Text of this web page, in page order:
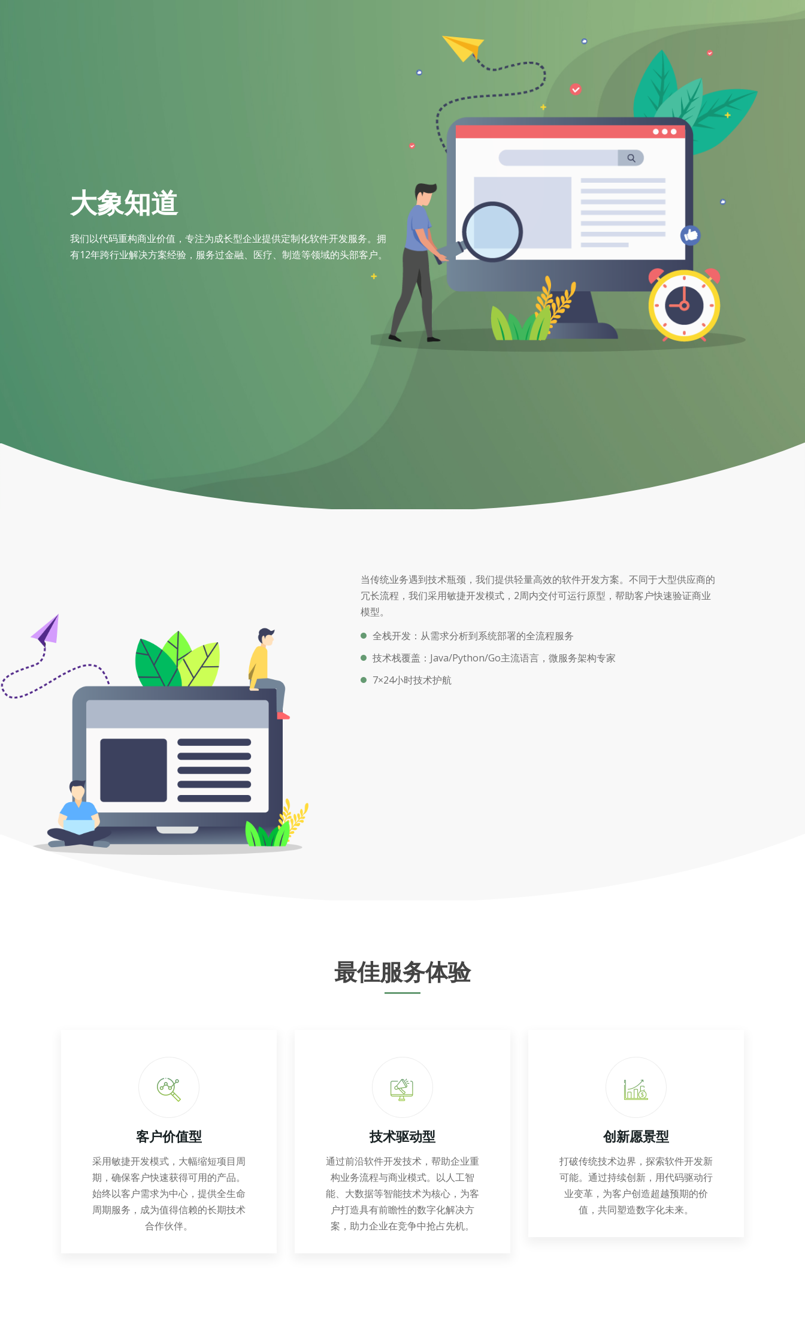
大象知道
我们以代码重构商业价值，专注为成长型企业提供定制化软件开发服务。拥
有12年跨行业解决方案经验，服务过金融、医疗、制造等领域的头部客户。
当传统业务遇到技术瓶颈，我们提供轻量高效的软件开发方案。不同于大型供应商的
冗长流程，我们采用敏捷开发模式，2周内交付可运行原型，帮助客户快速验证商业
模型。
全栈开发：从需求分析到系统部署的全流程服务
技术栈覆盖：Java/Python/Go主流语言，微服务架构专家
7×24小时技术护航
最佳服务体验
客户价值型
采用敏捷开发模式，大幅缩短项目周
期，确保客户快速获得可用的产品。
始终以客户需求为中心，提供全生命
周期服务，成为值得信赖的长期技术
合作伙伴。
技术驱动型
通过前沿软件开发技术，帮助企业重
构业务流程与商业模式。以人工智
能、大数据等智能技术为核心，为客
户打造具有前瞻性的数字化解决方
案，助力企业在竞争中抢占先机。
创新愿景型
打破传统技术边界，探索软件开发新
可能。通过持续创新，用代码驱动行
业变革，为客户创造超越预期的价
值，共同塑造数字化未来。